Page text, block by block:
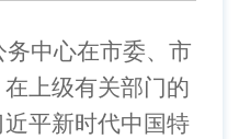
务中心在市委、市
上级有关部门的
平新时代中国特